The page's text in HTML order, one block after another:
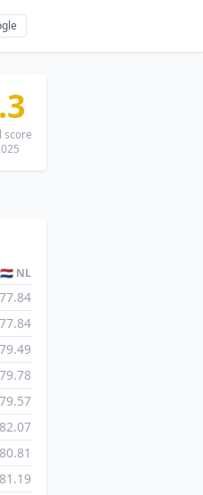
score
🇳🇱 NL
77.84
77.84
79.49
79.78
79.57
82.07
80.81
81.19